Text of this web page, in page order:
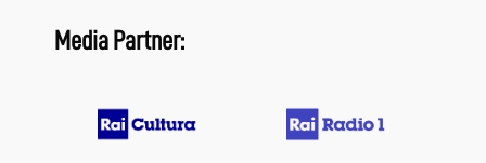
Media Partner: